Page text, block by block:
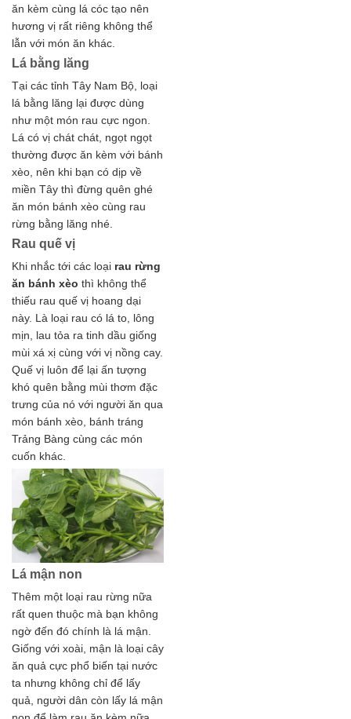
ăn kèm cùng lá cóc tạo nên
hương vị rất riêng không thể
lẫn với món ăn khác.
Lá bằng lăng
Tại các tỉnh Tây Nam Bộ, loại
lá bằng lăng lại được dùng
như một món rau cực ngon.
Lá có vị chát chát, ngọt ngọt
thường được ăn kèm với bánh
xèo, nên khi bạn có dịp về
miền Tây thì đừng quên ghé
ăn món bánh xèo cùng rau
rừng bằng lăng nhé.
Rau quế vị
Khi nhắc tới các loại rau rừng
ăn bánh xèo thì không thể
thiếu rau quế vị hoang dại
này. Là loại rau có lá to, lông
mịn, lau tỏa ra tinh dầu giống
mùi xá xị cùng với vị nồng cay.
Quế vị luôn để lại ấn tượng
khó quên bằng mùi thơm đặc
trưng của nó với người ăn qua
món bánh xèo, bánh tráng
Trảng Bàng cùng các món
cuốn khác.
Lá mận non
Thêm một loại rau rừng nữa
rất quen thuộc mà bạn không
ngờ đến đó chính là lá mận.
Giống với xoài, mận là loại cây
ăn quả cực phổ biến tại nước
ta nhưng không chỉ để lấy
quả, người dân còn lấy lá mận